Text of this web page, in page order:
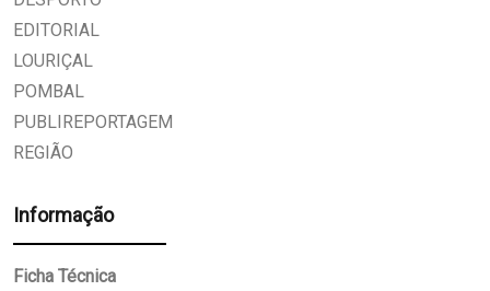
EDITORIAL
LOURIÇAL
POMBAL
PUBLIREPORTAGEM
REGIÃO
Informação
Ficha Técnica